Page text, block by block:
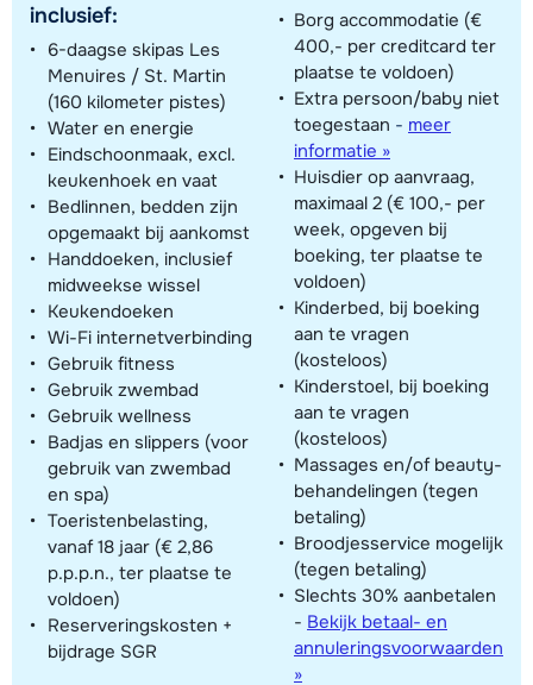
inclusief:
6-daagse skipas Les
Menuires / St. Martin
(160 kilometer pistes)
Water en energie
Eindschoonmaak, excl.
keukenhoek en vaat
Bedlinnen, bedden zijn
opgemaakt bij aankomst
Handdoeken, inclusief
midweekse wissel
Keukendoeken
Wi-Fi internetverbinding
Gebruik fitness
Gebruik zwembad
Gebruik wellness
Badjas en slippers (voor
gebruik van zwembad
en spa)
Toeristenbelasting,
vanaf 18 jaar (€ 2,86
p.p.p.n., ter plaatse te
voldoen)
Reserveringskosten +
bijdrage SGR
Borg accommodatie (€
400,- per creditcard ter
plaatse te voldoen)
Extra persoon/baby niet
toegestaan - meer
informatie »
Huisdier op aanvraag,
maximaal 2 (€ 100,- per
week, opgeven bij
boeking, ter plaatse te
voldoen)
Kinderbed, bij boeking
aan te vragen
(kosteloos)
Kinderstoel, bij boeking
aan te vragen
(kosteloos)
Massages en/of beauty-
behandelingen (tegen
betaling)
Broodjesservice mogelijk
(tegen betaling)
Slechts 30% aanbetalen
- Bekijk betaal- en
annuleringsvoorwaarden
»